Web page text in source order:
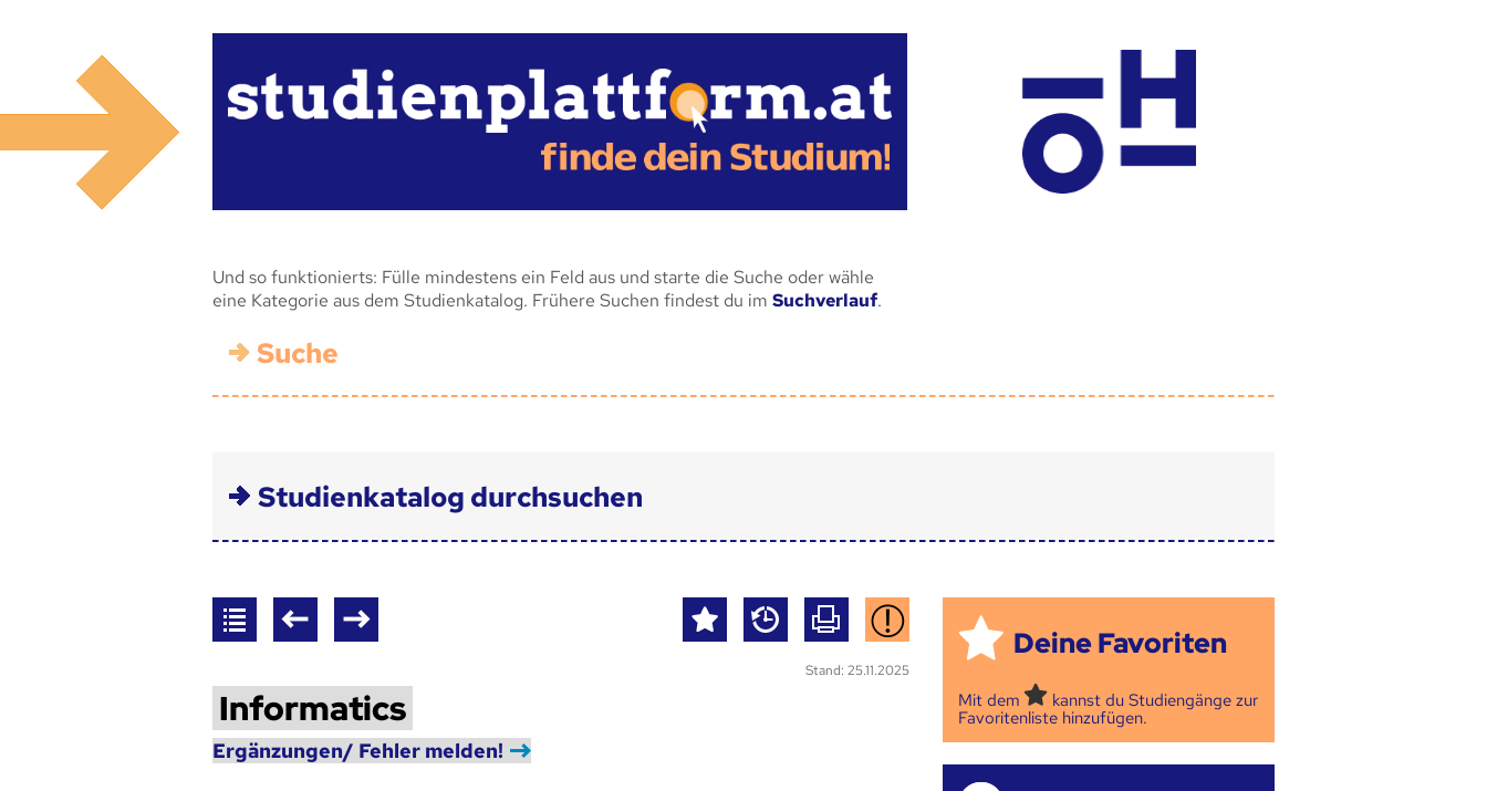
Und so funktionierts: Fülle mindestens ein Feld aus und starte die Suche oder wähle
eine Kategorie aus dem Studienkatalog. Frühere Suchen findest du im Suchverlauf.
Suche
Studienkatalog durchsuchen
Stand: 25.11.2025
Informatics
Ergänzungen/ Fehler melden!
Deine Favoriten
Mit dem
kannst du Studiengänge zur
Favoritenliste hinzufügen.